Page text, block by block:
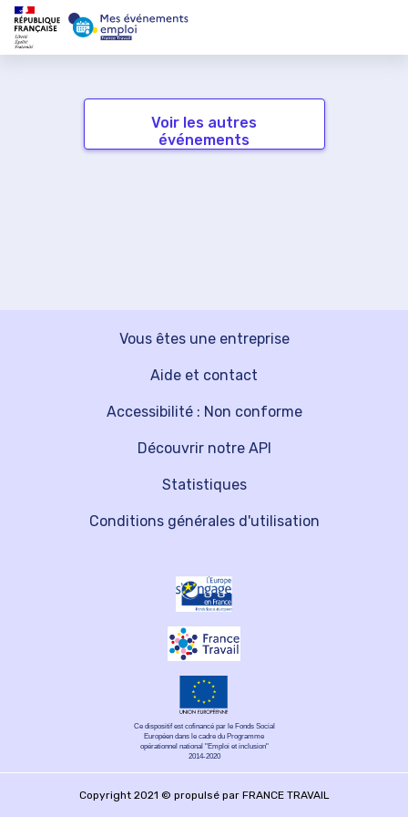
Voir les autres
événements
Vous êtes une entreprise
Découvrir notre API
Aide et contact
Statistiques
Accessibilité : Non conforme
Conditions générales d'utilisation
Ce dispositif est cofinancé par le Fonds Social
Européen dans le cadre du Programme
opérationnel national "Emploi et inclusion"
2014-2020
Copyright 2021 © propulsé par FRANCE TRAVAIL